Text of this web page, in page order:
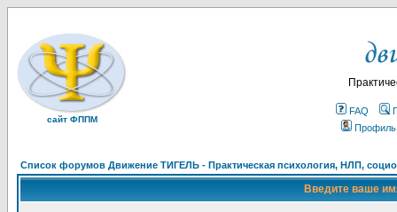
сайт ФППМ
FAQ
Профиль
Список форумов Движение ТИГЕЛЬ - Практическая психология, НЛП,
Введите ваше